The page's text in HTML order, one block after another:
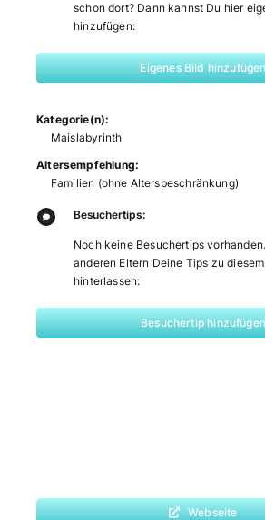
schon dort? Dann kannst Du hier
hinzufügen:
Eigenes Bild
Kategorie(n):
Maislabyrinth
Altersempfehlung:
Familien (ohne Altersbeschränkung)
Besuchertips:
Noch keine Besuchertips
anderen Eltern Deine Tips zu
hinterlassen:
Besuchertip hinzufügen
Webseite